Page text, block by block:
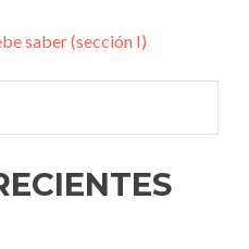
saber (sección I)